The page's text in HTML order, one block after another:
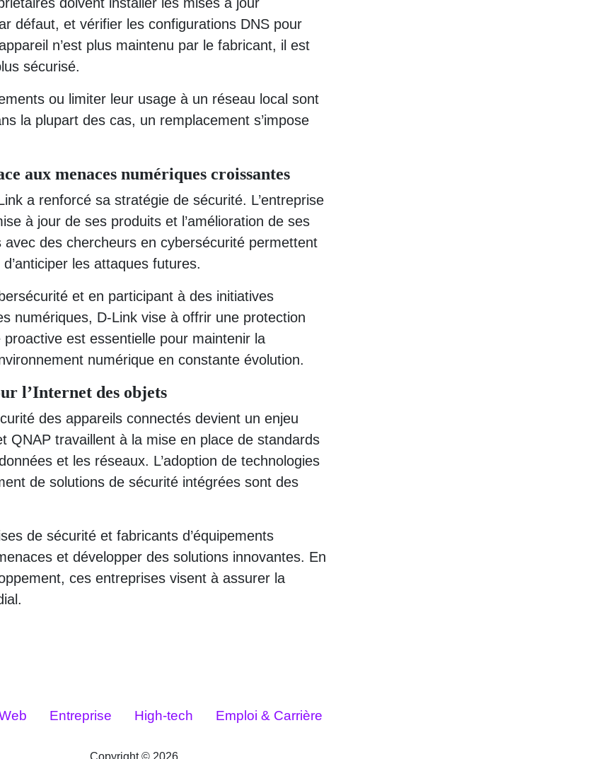
défaut, et vérifier les configurations DNS pour
n’est plus maintenu par le fabricant, il est
sécurisé.
ou limiter leur usage à un réseau local sont
la plupart des cas, un remplacement s’impose
aux menaces numériques croissantes
a renforcé sa stratégie de sécurité. L’entreprise
à jour de ses produits et l’amélioration de ses
des chercheurs en cybersécurité permettent
les attaques futures.
et en participant à des initiatives
numériques, D-Link vise à offrir une protection
est essentielle pour maintenir la
numérique en constante évolution.
l’Internet des objets
des appareils connectés devient un enjeu
QNAP travaillent à la mise en place de standards
et les réseaux. L’adoption de technologies
de solutions de sécurité intégrées sont des
de sécurité et fabricants d’équipements
et développer des solutions innovantes. En
ces entreprises visent à assurer la
Entreprise High-tech Emploi & Carrière
Copyright © 2026